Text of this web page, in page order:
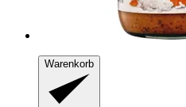
Warenkorb